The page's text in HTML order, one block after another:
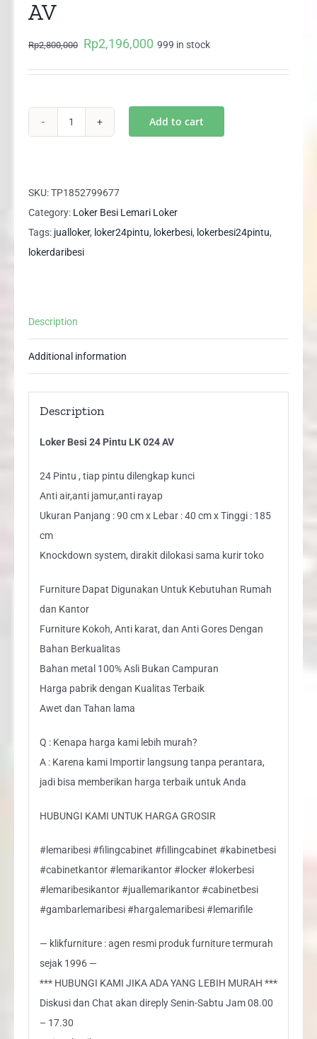
AV
Rp2,800,000
Original
Rp2,196,000 Current
999 in stock
Pintu
LK
024
AV
Add to cart
SKU:TP1852799677
Category: Loker Besi Lemari Loker
Tags: jualloker, loker24pintu, lokerbesi, lokerbesi24pintu,
lokerdaribesi
Description
Additional information
Description
Loker Besi 24 Pintu LK 024 AV
24 Pintu , tiap pintu dilengkap kunci
Anti air,anti jamur,anti rayap
Ukuran Panjang : 90 cm x Lebar : 40 cm x Tinggi : 185
cm
Knockdown system, dirakit dilokasi sama kurir toko
Furniture Dapat Digunakan Untuk Kebutuhan Rumah
dan Kantor
Furniture Kokoh, Anti karat, dan Anti Gores Dengan
Bahan Berkualitas
Bahan metal 100% Asli Bukan Campuran
Harga pabrik dengan Kualitas Terbaik
Awet dan Tahan lama
Q : Kenapa harga kami lebih murah?
A : Karena kami Importir langsung tanpa perantara,
jadi bisa memberikan harga terbaik untuk Anda
HUBUNGI KAMI UNTUK HARGA GROSIR
#lemaribesi #filingcabinet #fillingcabinet #kabinetbesi
#cabinetkantor #lemarikantor #locker #lokerbesi
#lemaribesikantor #juallemarikantor #cabinetbesi
#gambarlemaribesi #hargalemaribesi #lemarifile
— klikfurniture : agen resmi produk furniture termurah
sejak 1996 —
*** HUBUNGI KAMI JIKA ADA YANG LEBIH MURAH ***
Diskusi dan Chat akan direply Senin-Sabtu Jam 08.00
– 17.30